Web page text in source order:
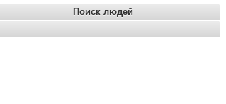
Поиск людей